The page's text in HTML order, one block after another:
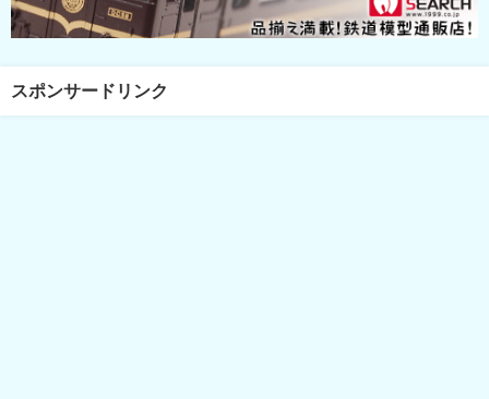
スポンサードリンク